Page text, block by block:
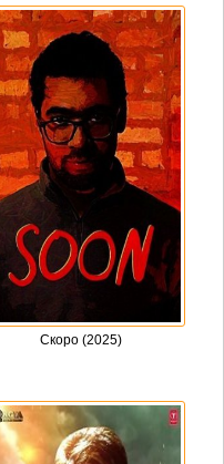
Скоро (2025)